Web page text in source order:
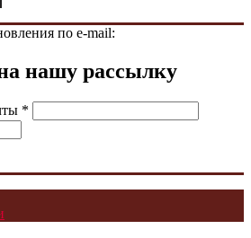
по e-mail:
нашу рассылку
*